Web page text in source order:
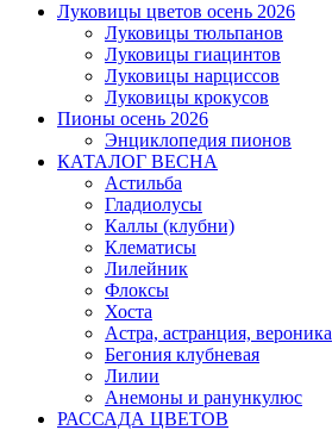
Луковицы цветов осень 2026
Луковицы тюльпанов
Луковицы гиацинтов
Луковицы нарциссов
Луковицы крокусов
Пионы осень 2026
Энциклопедия пионов
КАТАЛОГ ВЕСНА
Астильба
Гладиолусы
Каллы (клубни)
Клематисы
Лилейник
Флоксы
Хоста
Астра, астранция, вероника
Бегония клубневая
Лилии
Анемоны и ранункулюс
РАССАДА ЦВЕТОВ